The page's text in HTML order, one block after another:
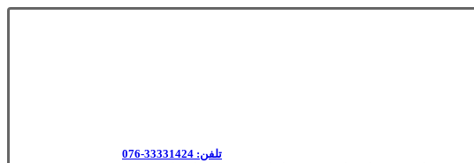
تلفن: 33331424-076